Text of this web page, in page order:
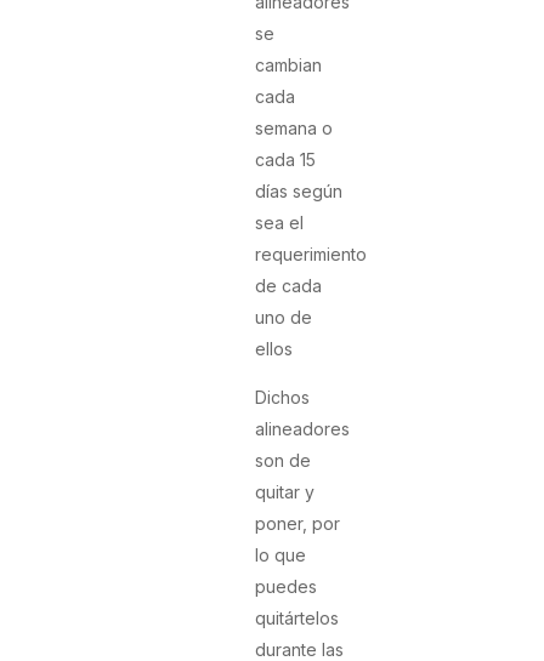
se
cambian
cada
semana o
cada 15
días según
sea el
requerimiento
de cada
uno de
ellos
Dichos
alineadores
son de
quitar y
poner, por
lo que
puedes
quitártelos
durante las